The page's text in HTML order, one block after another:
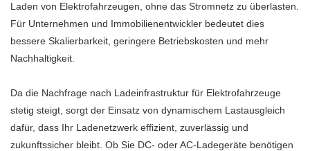
Laden von Elektrofahrzeugen, ohne das Stromnetz zu überlasten.
Für Unternehmen und Immobilienentwickler bedeutet dies
bessere Skalierbarkeit, geringere Betriebskosten und mehr
Nachhaltigkeit.
Da die Nachfrage nach Ladeinfrastruktur für Elektrofahrzeuge
stetig steigt, sorgt der Einsatz von dynamischem Lastausgleich
dafür, dass Ihr Ladenetzwerk effizient, zuverlässig und
zukunftssicher bleibt. Ob Sie DC- oder AC-Ladegeräte benötigen